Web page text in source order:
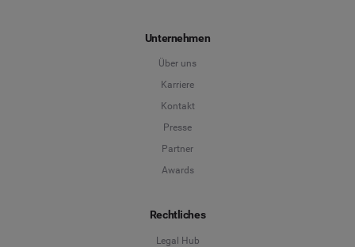
Unternehmen
Über uns
Karriere
Kontakt
Presse
Partner
Awards
Rechtliches
Legal Hub